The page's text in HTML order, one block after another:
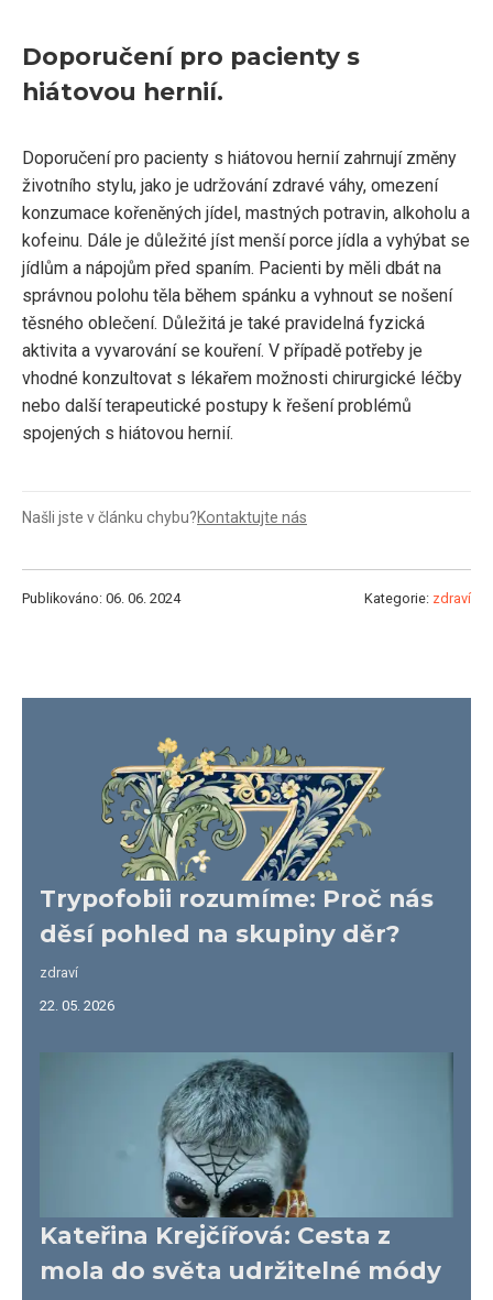
Doporučení pro pacienty s
hiátovou hernií.
Doporučení pro pacienty s hiátovou hernií zahrnují změny
životního stylu, jako je udržování zdravé váhy, omezení
konzumace kořeněných jídel, mastných potravin, alkoholu a
kofeinu. Dále je důležité jíst menší porce jídla a vyhýbat se
jídlům a nápojům před spaním. Pacienti by měli dbát na
správnou polohu těla během spánku a vyhnout se nošení
těsného oblečení. Důležitá je také pravidelná fyzická
aktivita a vyvarování se kouření. V případě potřeby je
vhodné konzultovat s lékařem možnosti chirurgické léčby
nebo další terapeutické postupy k řešení problémů
spojených s hiátovou hernií.
Našli jste v článku chybu?Kontaktujte nás
Publikováno: 06. 06. 2024 Kategorie: zdraví
Trypofobii rozumíme: Proč nás
děsí pohled na skupiny děr?
zdraví
22. 05. 2026
Kateřina Krejčířová: Cesta z
mola do světa udržitelné módy